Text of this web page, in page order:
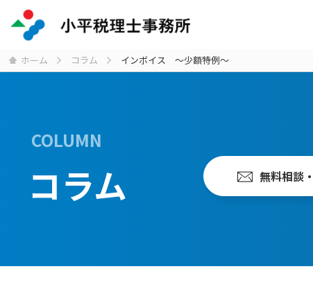
ホーム コラム インボイス ～少額特例～
COLUMN
コラム 無料相談